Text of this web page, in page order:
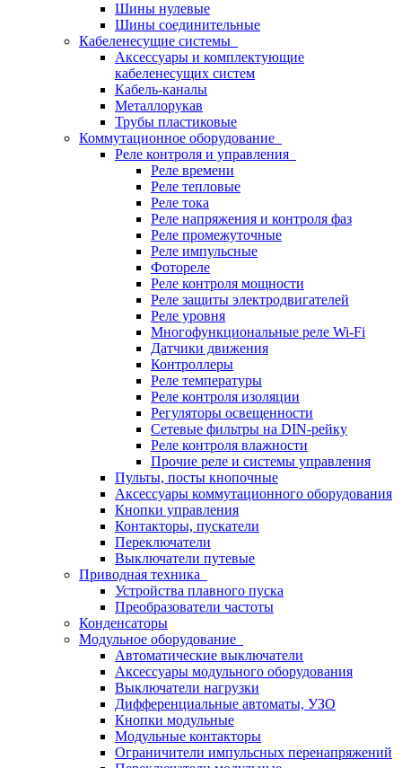
Шины нулевые
Шины соединительные
Кабеленесущие системы
Аксессуары и комплектующие
кабеленесущих систем
Кабель-каналы
Металлорукав
Трубы пластиковые
Коммутационное оборудование
Реле контроля и управления
Реле времени
Реле тепловые
Реле тока
Реле напряжения и контроля фаз
Реле промежуточные
Реле импульсные
Фотореле
Реле контроля мощности
Реле защиты электродвигателей
Реле уровня
Многофункциональные реле Wi-Fi
Датчики движения
Контроллеры
Реле температуры
Реле контроля изоляции
Регуляторы освещенности
Сетевые фильтры на DIN-рейку
Реле контроля влажности
Прочие реле и системы управления
Пульты, посты кнопочные
Аксессуары коммутационного оборудования
Кнопки управления
Контакторы, пускатели
Переключатели
Выключатели путевые
Приводная техника
Устройства плавного пуска
Преобразователи частоты
Конденсаторы
Модульное оборудование
Автоматические выключатели
Аксессуары модульного оборудования
Выключатели нагрузки
Дифференциальные автоматы, УЗО
Кнопки модульные
Модульные контакторы
Ограничители импульсных перенапряжений